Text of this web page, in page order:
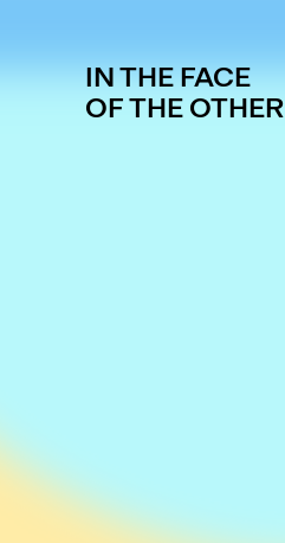
IN THE FACE
OF THE OTHER